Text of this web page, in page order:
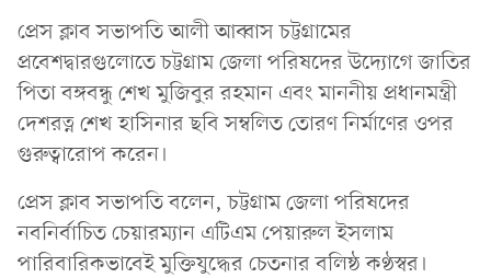
প্রেস ক্লাব সভাপতি আলী আব্বাস চট্টগ্রামের
প্রবেশদ্বারগুলোতে চট্টগ্রাম জেলা পরিষদের উদ্যোগে জাতির
পিতা বঙ্গবন্ধু শেখ মুজিবুর রহমান এবং মাননীয় প্রধানমন্ত্রী
দেশরত্ন শেখ হাসিনার ছবি সম্বলিত তোরণ নির্মাণের ওপর
গুরুত্বারোপ করেন।
প্রেস ক্লাব সভাপতি বলেন, চট্টগ্রাম জেলা পরিষদের
নবনির্বাচিত চেয়ারম্যান এটিএম পেয়ারুল ইসলাম
পারিবারিকভাবেই মুক্তিযুদ্ধের চেতনার বলিষ্ঠ কণ্ঠস্বর।